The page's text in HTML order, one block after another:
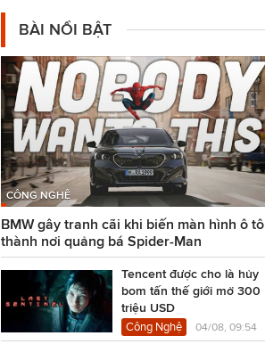
BÀI NỔI BẬT
CÔNG NGHỆ
BMW gây tranh cãi khi biến màn hình ô tô
thành nơi quảng bá Spider-Man
Tencent được cho là hủy
bom tấn thế giới mở 300
triệu USD
Công Nghệ 04/08, 09:54